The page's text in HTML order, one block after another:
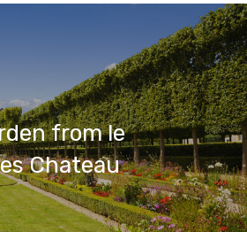
from le
Chateau